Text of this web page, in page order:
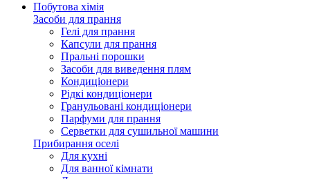
Побутова хімія
Засоби для прання
Гелі для прання
Капсули для прання
Пральні порошки
Засоби для виведення плям
Кондиціонери
Рідкі кондиціонери
Гранульовані кондиціонери
Парфуми для прання
Серветки для сушильної машини
Прибирання оселі
Для кухні
Для ванної кімнати